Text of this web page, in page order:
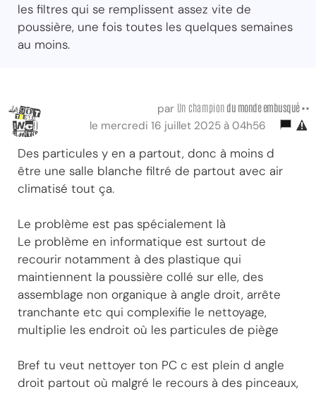
les filtres qui se remplissent assez vite de
poussière, une fois toutes les quelques semaines
au moins.
par Un champion du monde embusqué ••
le mercredi 16 juillet 2025 à 04h56
Des particules y en a partout, donc à moins d
être une salle blanche filtré de partout avec air
climatisé tout ça.
Le problème est pas spécialement là
Le problème en informatique est surtout de
recourir notamment à des plastique qui
maintiennent la poussière collé sur elle, des
assemblage non organique à angle droit, arrête
tranchante etc qui complexifie le nettoyage,
multiplie les endroit où les particules de piège
Bref tu veut nettoyer ton PC c est plein d angle
droit partout où malgré le recours à des pinceaux,